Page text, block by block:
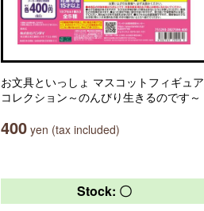
お文具といっしょ マスコットフィギュア
コレクション～のんびり生きるのです～
400 yen (tax included)
Stock: 〇